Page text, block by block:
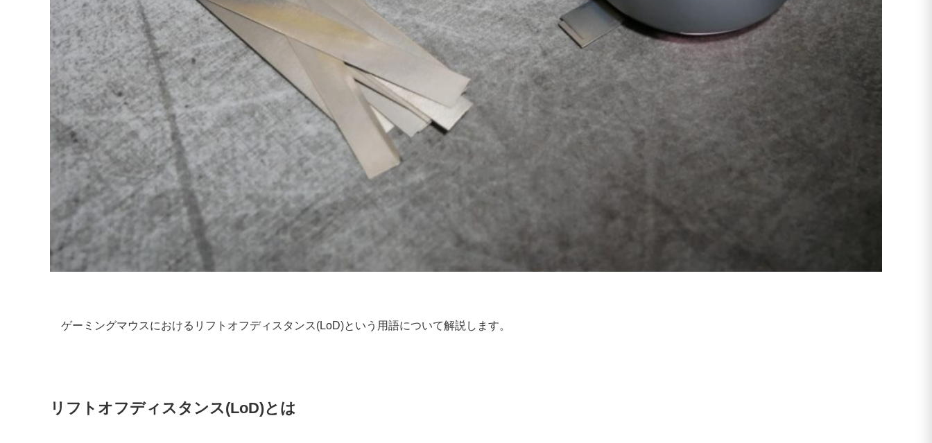
ゲーミングマウスにおけるリフトオフディスタンス(LoD)という用語について解説します。
リフトオフディスタンス(LoD)とは